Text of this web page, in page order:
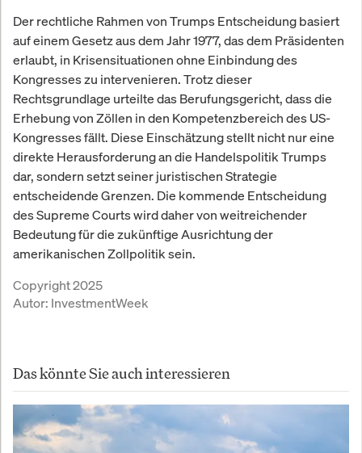
Der rechtliche Rahmen von Trumps Entscheidung basiert
auf einem Gesetz aus dem Jahr 1977, das dem Präsidenten
erlaubt, in Krisensituationen ohne Einbindung des
Kongresses zu intervenieren. Trotz dieser
Rechtsgrundlage urteilte das Berufungsgericht, dass die
Erhebung von Zöllen in den Kompetenzbereich des US-
Kongresses fällt. Diese Einschätzung stellt nicht nur eine
direkte Herausforderung an die Handelspolitik Trumps
dar, sondern setzt seiner juristischen Strategie
entscheidende Grenzen. Die kommende Entscheidung
des Supreme Courts wird daher von weitreichender
Bedeutung für die zukünftige Ausrichtung der
amerikanischen Zollpolitik sein.
Copyright 2025
Autor: InvestmentWeek
Das könnte Sie auch interessieren